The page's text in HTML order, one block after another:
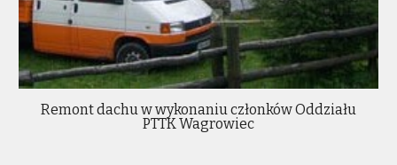
Remont dachu w wykonaniu członków Oddziału
PTTK Wagrowiec